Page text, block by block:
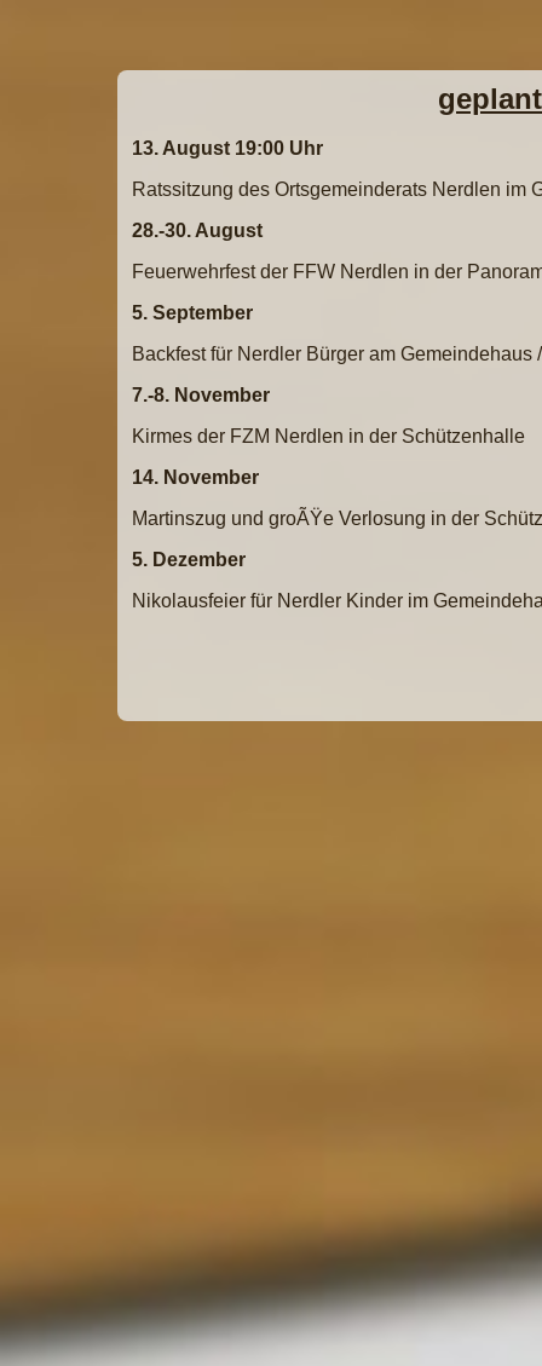
13. August 19:00 Uhr
Ratssitzung des Ortsgemeinderats Nerdlen im
28.-30. August
Feuerwehrfest der FFW Nerdlen in der
5. September
Backfest für Nerdler Bürger am Gemeindehaus
7.-8. November
Kirmes der FZM Nerdlen in der Schützenhalle
14. November
Martinszug und groÃŸe Verlosung in der
5. Dezember
Nikolausfeier für Nerdler Kinder im